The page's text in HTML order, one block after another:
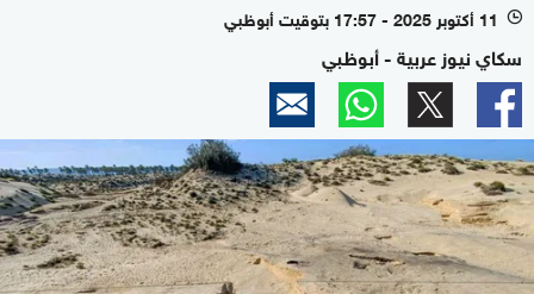
l 11 أكتوبر 2025 - 17:57 بتوقيت أبوظبي
سكاي نيوز عربية - أبوظبي